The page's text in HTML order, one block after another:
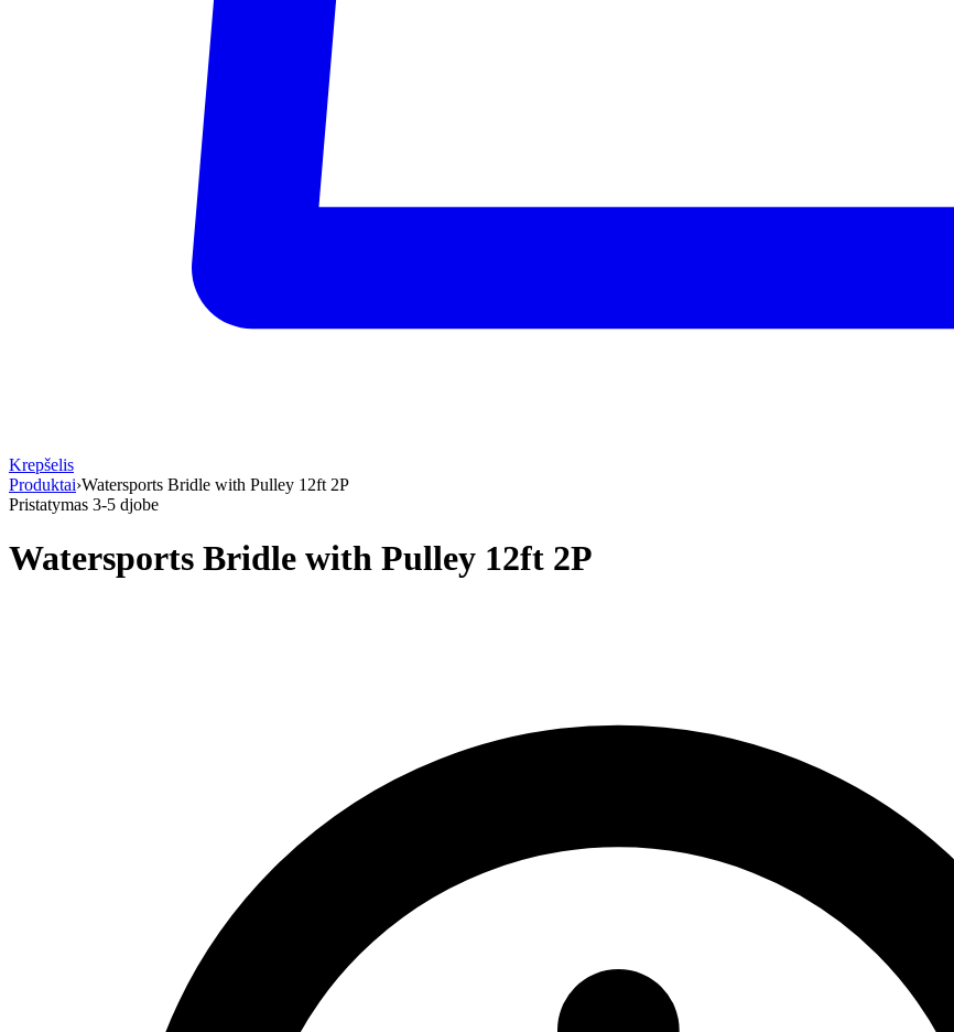
Krepšelis
Produktai›Watersports Bridle with Pulley 12ft 2P
Pristatymas 3-5 djobe
Watersports Bridle with Pulley 12ft 2P